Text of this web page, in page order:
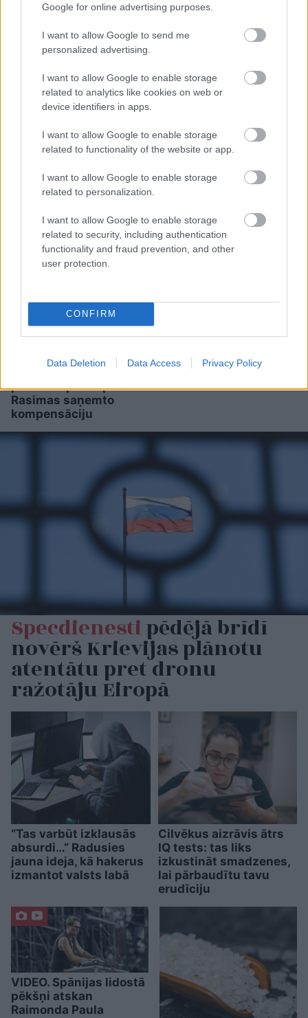
Google for online advertising purposes.
I want to allow Google to send me
personalized advertising.
I want to allow Google to enable storage
related to analytics like cookies on web or
device identifiers in apps.
I want to allow Google to enable storage
related to functionality of the website or app.
I want to allow Google to enable storage
related to personalization.
I want to allow Google to enable storage
related to security, including authentication
functionality and fraud prevention, and other
user protection.
CONFIRM
Data Deletion Data Access Privacy Policy
“Pilnīgs haoss!” Rīgas
lidostā ceļotāji šodien nīkst
milzīgās rindās.
Skaidrojam, kas atgadījies
attaisnojumu netika
līdzēts – KNAB sāk
pārbaudi par deputātes
Rasimas saņemto
kompensāciju
kļūs tikai tumšākas –
Latvijā sākas solārais
rudens
Specdienestipēdējā brīdī
novērš Krievijas plānotu
atentātu pret dronu
ražotāju Eiropā
“Tas varbūt izklausās
absurdi…” Radusies
jauna ideja, kā hakerus
izmantot valsts labā
Cilvēkus aizrāvis ātrs
IQ tests: tas liks
izkustināt smadzenes,
lai pārbaudītu tavu
erudīciju
VIDEO. Spānijas lidostā
pēkšņi atskan
Raimonda Paula